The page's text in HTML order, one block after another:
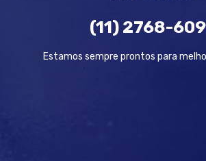
(11) 2768-
Estamos sempre prontos para